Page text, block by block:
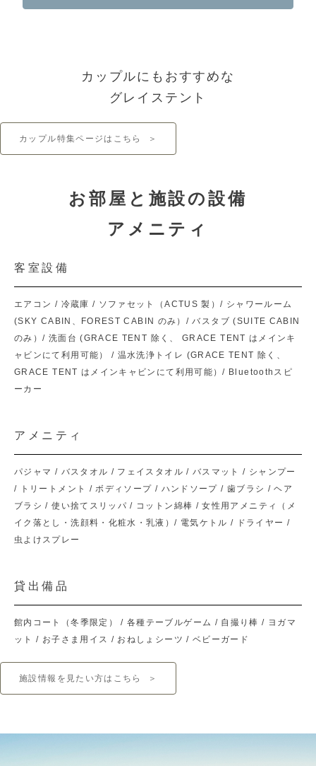
カップルにもおすすめな
グレイステント
カップル特集ページはこちら ＞
お部屋と施設の設備
アメニティ
客室設備
エアコン / 冷蔵庫 / ソファセット（ACTUS 製）/ シャワールーム
(SKY CABIN、FOREST CABIN のみ）/ バスタブ (SUITE CABIN
のみ）/ 洗面台 (GRACE TENT 除く、 GRACE TENT はメインキ
ャビンにて利用可能） / 温水洗浄トイレ (GRACE TENT 除く、
GRACE TENT はメインキャビンにて利用可能）/ Bluetoothスピ
ーカー
アメニティ
パジャマ / バスタオル / フェイスタオル / バスマット / シャンプー
/ トリートメント / ボディソープ / ハンドソープ / 歯ブラシ / ヘア
ブラシ / 使い捨てスリッパ / コットン綿棒 / 女性用アメニティ（メ
イク落とし・洗顔料・化粧水・乳液）/ 電気ケトル / ドライヤー /
虫よけスプレー
貸出備品
館内コート（冬季限定） / 各種テーブルゲーム / 自撮り棒 / ヨガマ
ット / お子さま用イス / おねしょシーツ / ベビーガード
施設情報を見たい方はこちら ＞